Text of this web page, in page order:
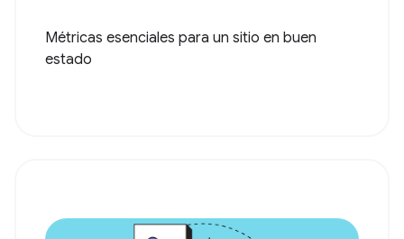
Métricas esenciales para un sitio en buen
estado